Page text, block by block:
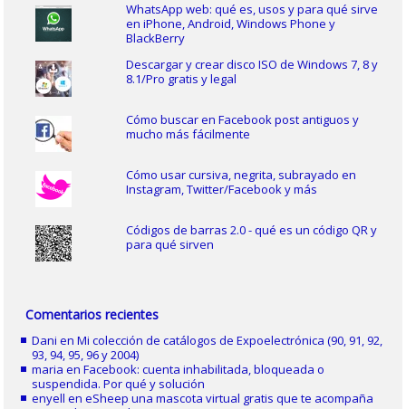
WhatsApp web: qué es, usos y para qué sirve
en iPhone, Android, Windows Phone y
BlackBerry
Descargar y crear disco ISO de Windows 7, 8 y
8.1/Pro gratis y legal
Cómo buscar en Facebook post antiguos y
mucho más fácilmente
Cómo usar cursiva, negrita, subrayado en
Instagram, Twitter/Facebook y más
Códigos de barras 2.0 - qué es un código QR y
para qué sirven
Comentarios recientes
Dani enMi colección de catálogos de Expoelectrónica (90, 91, 92,
93, 94, 95, 96 y 2004)
maria enFacebook: cuenta inhabilitada, bloqueada o
suspendida. Por qué y solución
enyell eneSheep una mascota virtual gratis que te acompaña